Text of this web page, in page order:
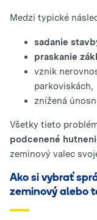
Medzi typické
sadanie
praskanie
vznik
parkoviskách,
znížená
Všetky tieto
podcenené
zeminový valec
Ako si vybrať
zeminový alebo